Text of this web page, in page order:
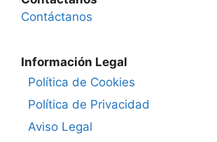
Contáctanos
Información Legal
Política de Cookies
Política de Privacidad
Aviso Legal